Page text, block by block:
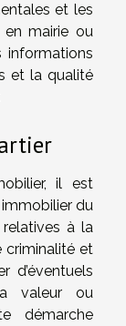
et les
en mairie ou
informations
et la qualité
il est
immobilier du
à la
criminalité et
d’éventuels
valeur ou
démarche